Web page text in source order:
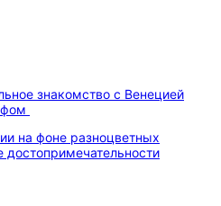
знакомство с Венецией
на фоне разноцветных